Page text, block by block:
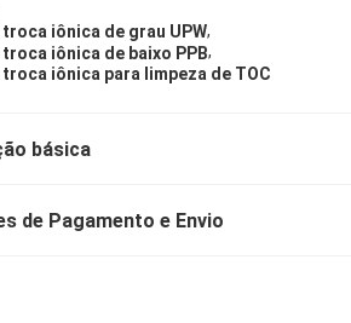
troca iônica de grau UPW,
troca iônica de baixo PPB,
troca iônica para limpeza de TOC
básica
de Pagamento e Envio